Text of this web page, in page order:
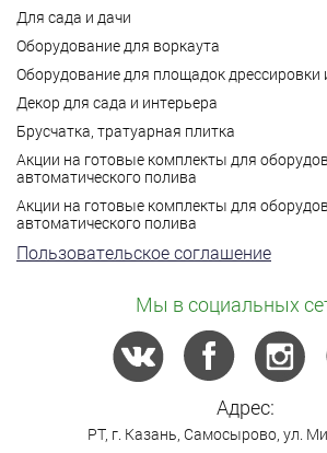
Для сада и дачи
Оборудование для воркаута
Оборудование для площадок дрессировки
Декор для сада и интерьера
Брусчатка, тратуарная плитка
Акции на готовые комплекты для
автоматического полива
Акции на готовые комплекты для
автоматического полива
Пользовательское соглашение
Мы в социальных
Адрес:
РТ, г. Казань Самосырово ул.